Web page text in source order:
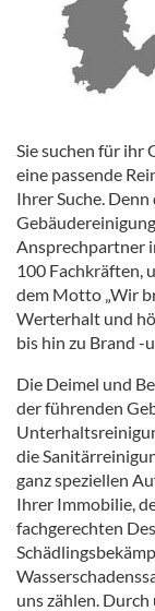
Sie suchen für ihr
eine passende
Ihrer Suche.
Ansprechpartner
100 Fachkräften,
dem Motto „Wir
Werterhalt und
bis hin zu Brand -
Die Deimel und
der führenden
die
ganz speziellen
Ihrer Immobilie,
fachgerechten
uns zählen.